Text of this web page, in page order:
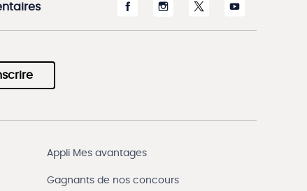
Appli Mes avantages
Gagnants de nos concours